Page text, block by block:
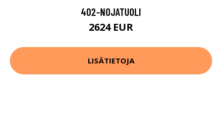
402-NOJATUOLI
2624 EUR
LISÄTIETOJA